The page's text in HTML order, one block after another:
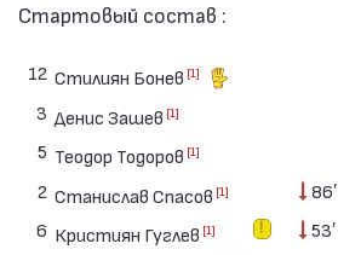
Стартовый состав :
12 Стилиян Бонев [1]
3 Денис Зашев [1]
5 Теодор Тодоров [1]
2 Станислав Спасов [1]
86′
6 Кристиян Гуглев [1]
53′